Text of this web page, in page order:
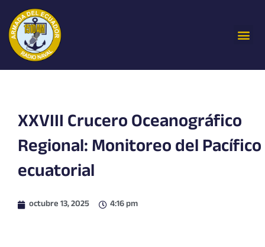
contenido
XXVIII Crucero Oceanográfico
Regional: Monitoreo del Pacífico
ecuatorial
octubre 13, 2025 4:16 pm